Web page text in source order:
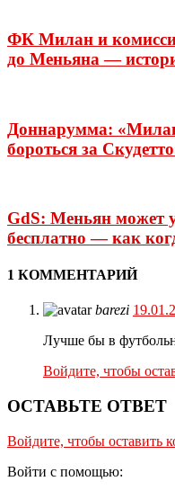
ФК Милан и
до Меньяна —
Доннарумма:
бороться за
GdS: Меньян может
бесплатно — как
1 КОММЕНТАРИЙ
barezi
Лучше бы в
Войдите, чтобы
ОСТАВЬТЕ ОТВЕТ
Войдите, чтобы оставить
Войти с помощью: